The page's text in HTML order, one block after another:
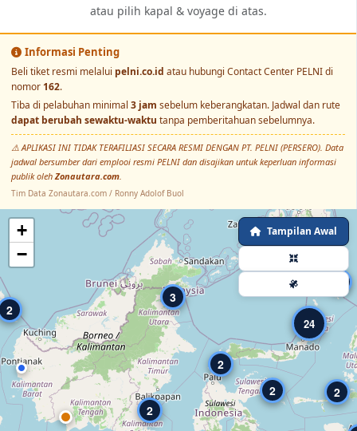
atau pilih kapal & voyage di atas.
Informasi Penting
Beli tiket resmi melalui pelni.co.id atau hubungi Contact Center PELNI di
nomor 162.
Tiba di pelabuhan minimal 3 jam sebelum keberangkatan. Jadwal dan rute
dapat berubah sewaktu-waktu tanpa pemberitahuan sebelumnya.
⚠️ APLIKASI INI TIDAK TERAFILIASI SECARA RESMI DENGAN PT. PELNI (PERSERO). Data
jadwal bersumber dari emplooi resmi PELNI dan disajikan untuk keperluan informasi
publik olehZonautara.com.
Tim Data Zonautara.com / Ronny Adolof Buol
3
2 2
24
2
2
2
+
−
Tampilan Awal